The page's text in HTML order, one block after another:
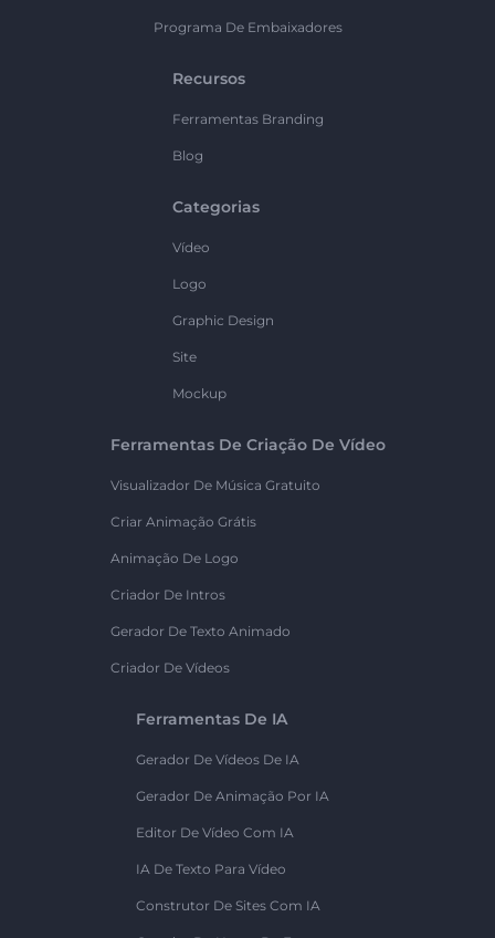
Programa De Embaixadores
Recursos
Ferramentas Branding
Blog
Categorias
Vídeo
Logo
Graphic Design
Site
Mockup
Ferramentas De Criação De Vídeo
Visualizador De Música Gratuito
Criar Animação Grátis
Animação De Logo
Criador De Intros
Gerador De Texto Animado
Criador De Vídeos
Ferramentas De IA
Gerador De Vídeos De IA
Gerador De Animação Por IA
Editor De Vídeo Com IA
IA De Texto Para Vídeo
Construtor De Sites Com IA